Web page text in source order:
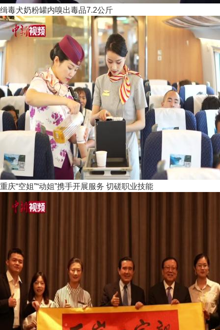
缉毒犬奶粉罐内嗅出毒品7.2公斤
重庆“空姐”“动姐”携手开展服务 切磋职业技能